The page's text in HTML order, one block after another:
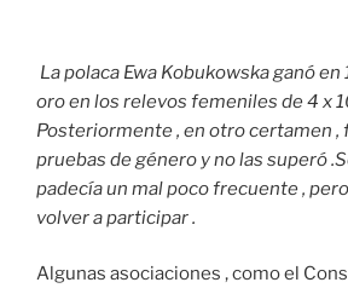
La polaca Ewa Kobukowska ganó
oro en los relevos femeniles de 4 x
Posteriormente , en otro certamen ,
pruebas de género y no las superó
padecía un mal poco frecuente ,
volver a participar .
Algunas asociaciones , como el